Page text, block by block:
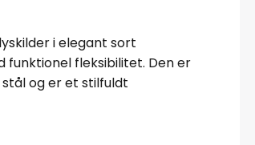
i elegant sort
funktionel fleksibilitet. Den er
og er et stilfuldt